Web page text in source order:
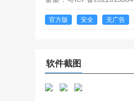
官方版 安全 无广告
软件截图